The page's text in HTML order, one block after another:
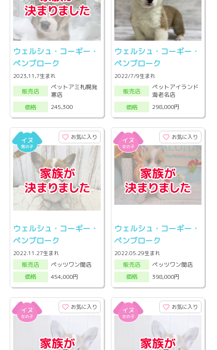
ウェルシュ・コーギー・
ペンブローク
2023,11,7生まれ
販売店
ペットアミ札幌発
寒店
価格
245,300
ウェルシュ・コーギー・
ペンブローク
2022/7/9生まれ
販売店
ペットアイランド
海老名店
価格
298,000円
お気に入り
ウェルシュ・コーギー・
ペンブローク
2022.11.27生まれ
販売店
ペッツワン関店
価格
454,000円
お気に入り
ウェルシュ・コーギー・
ペンブローク
2022.05.29生まれ
販売店
ペッツワン関店
価格
398,000円
お気に入り お気に入り